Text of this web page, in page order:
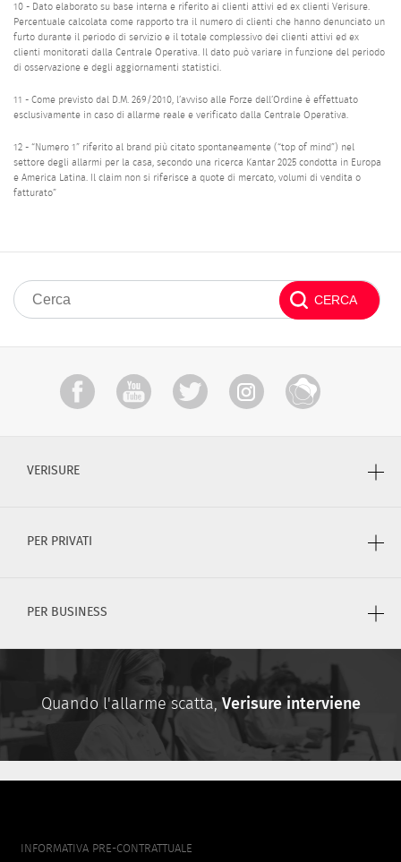
10 - Dato elaborato su base interna e riferito ai clienti attivi ed ex clienti Verisure.
Percentuale calcolata come rapporto tra il numero di clienti che hanno denunciato un
furto durante il periodo di servizio e il totale complessivo dei clienti attivi ed ex
clienti monitorati dalla Centrale Operativa. Il dato può variare in funzione del periodo
di osservazione e degli aggiornamenti statistici.
11 - Come previsto dal D.M. 269/2010, l’avviso alle Forze dell’Ordine è effettuato
esclusivamente in caso di allarme reale e verificato dalla Centrale Operativa.
12 - “Numero 1” riferito al brand più citato spontaneamente (“top of mind”) nel
settore degli allarmi per la casa, secondo una ricerca Kantar 2025 condotta in Europa
e America Latina. Il claim non si riferisce a quote di mercato, volumi di vendita o
fatturato”
VERISURE
PER PRIVATI
PER BUSINESS
Quando l'allarme scatta,Verisure interviene
FOOTER
INFORMATIVA PRE-CONTRATTUALE